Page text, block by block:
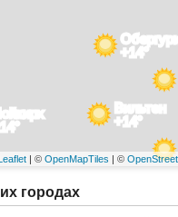
Вильтен
+14°
+14°
| ©OpenMapTiles | ©
городах